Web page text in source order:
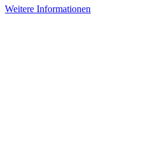
Weitere Informationen